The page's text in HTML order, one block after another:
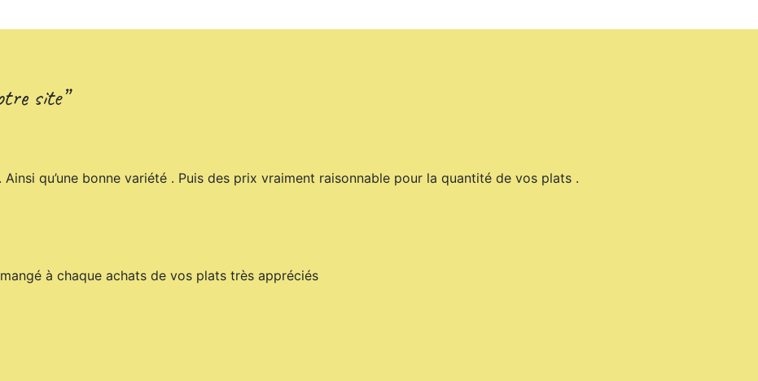
site”
Ainsi qu’une bonne variété . Puis des prix vraiment raisonnable pour la quantité de vos plats .
à chaque achats de vos plats très appréciés